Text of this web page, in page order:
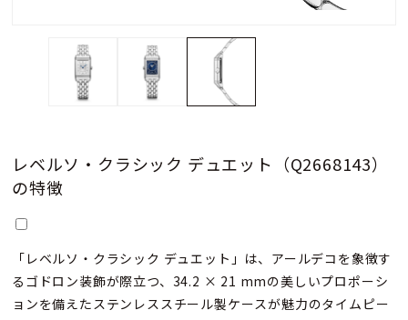
レベルソ・クラシック デュエット（Q2668143）
の特徴
「レベルソ・クラシック デュエット」は、アールデコを象徴す
るゴドロン装飾が際立つ、34.2 × 21 mmの美しいプロポーシ
ョンを備えたステンレススチール製ケースが魅力のタイムピー